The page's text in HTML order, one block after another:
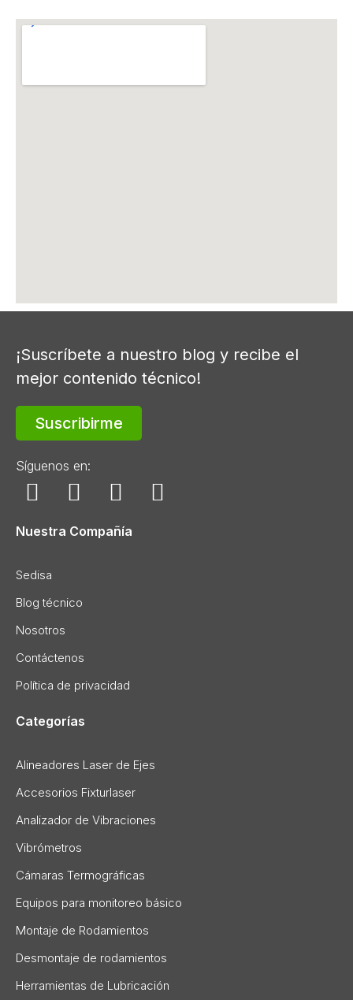
¡Suscríbete a nuestro blog y recibe el
mejor contenido técnico!
Suscribirme
Síguenos en:
Nuestra Compañía
Sedisa
Blog técnico
Nosotros
Contáctenos
Política de privacidad
Categorías
Alineadores Laser de Ejes
Accesorios Fixturlaser
Analizador de Vibraciones
Vibrómetros
Cámaras Termográficas
Equipos para monitoreo básico
Montaje de Rodamientos
Desmontaje de rodamientos
Herramientas de Lubricación